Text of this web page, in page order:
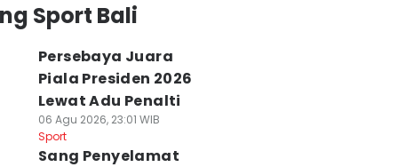
Sport Bali
Persebaya Juara
Piala Presiden 2026
Lewat Adu Penalti
06 Agu 2026, 23:01 WIB
Sport
Sang Penyelamat